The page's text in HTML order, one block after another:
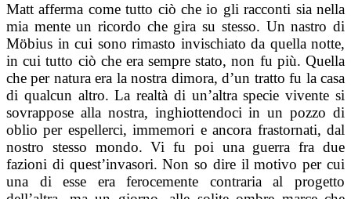
Matt afferma come tutto ciò che io gli racconti sia nella
mia mente un ricordo che gira su stesso. Un nastro di
Möbius in cui sono rimasto invischiato da quella notte,
in cui tutto ciò che era sempre stato, non fu più. Quella
che per natura era la nostra dimora, d’un tratto fu la casa
di qualcun altro. La realtà di un’altra specie vivente si
sovrappose alla nostra, inghiottendoci in un pozzo di
oblio per espellerci, immemori e ancora frastornati, dal
nostro stesso mondo. Vi fu poi una guerra fra due
fazioni di quest’invasori. Non so dire il motivo per cui
una di esse era ferocemente contraria al progetto